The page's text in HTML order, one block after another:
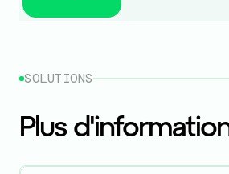
SOLUTIONS
Plus